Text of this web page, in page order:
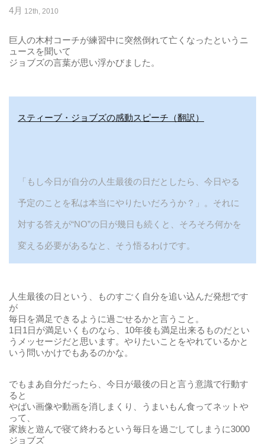
4月 12th, 2010
巨人の木村コーチが練習中に突然倒れて亡くなったというニ
ュースを聞いて
ジョブズの言葉が思い浮かびました。
スティーブ・ジョブズの感動スピーチ（翻訳）
「もし今日が自分の人生最後の日だとしたら、今日やる
予定のことを私は本当にやりたいだろうか？」。それに
対する答えが“NO”の日が幾日も続くと、そろそろ何かを
変える必要があるなと、そう悟るわけです。
人生最後の日という、ものすごく自分を追い込んだ発想です
が
毎日を満足できるように過ごせるかと言うこと。
1日1日が満足いくものなら、10年後も満足出来るものだとい
うメッセージだと思います。やりたいことをやれているかと
いう問いかけでもあるのかな。
でもまあ自分だったら、今日が最後の日と言う意識で行動す
ると
やばい画像や動画を消しまくり、うまいもん食ってネットや
って、
家族と遊んで寝て終わるという毎日を過ごしてしまうに3000
ジョブズ